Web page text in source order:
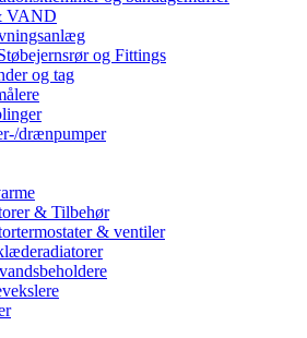
VAND
og Fittings
og tag
drænpumper
& Tilbehør
& ventiler